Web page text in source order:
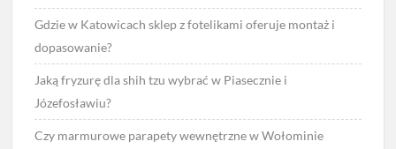
Gdzie w Katowicach sklep z fotelikami oferuje montaż i
dopasowanie?
Jaką fryzurę dla shih tzu wybrać w Piasecznie i
Józefosławiu?
Czy marmurowe parapety wewnętrzne w Wołominie